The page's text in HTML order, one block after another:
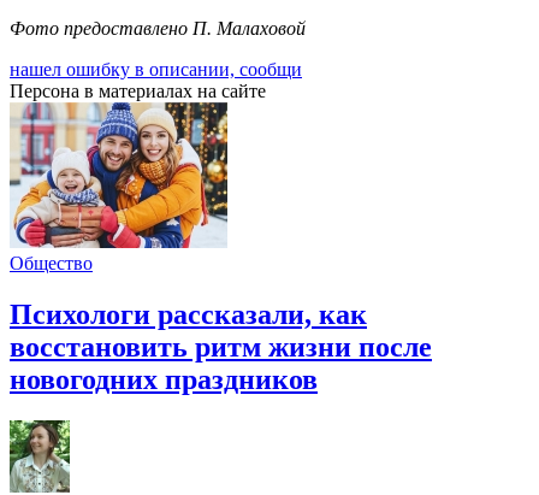
Фото предоставлено П. Малаховой
нашел ошибку в описании, сообщи
Персона в материалах на сайте
Общество
Психологи рассказали, как
восстановить ритм жизни после
новогодних праздников